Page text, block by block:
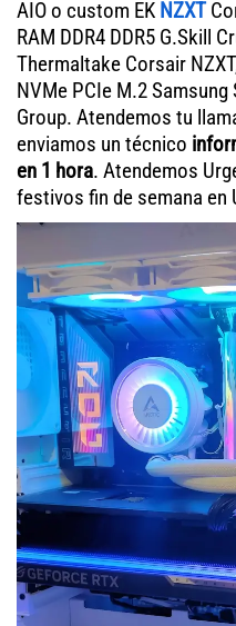
AIO o custom EK NZXT
RAM DDR4 DDR5 G.Skill
Thermaltake Corsair
NVMe PCIe M.2
Group. Atendemos tu
enviamos un técnico
en 1 hora. Atendemos
festivos fin de semana en